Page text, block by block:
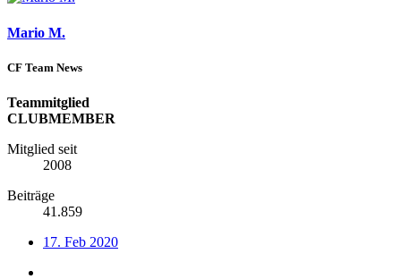
Mario M.
CF Team News
Teammitglied
CLUBMEMBER
Mitglied seit
2008
Beiträge
41.859
17. Feb 2020